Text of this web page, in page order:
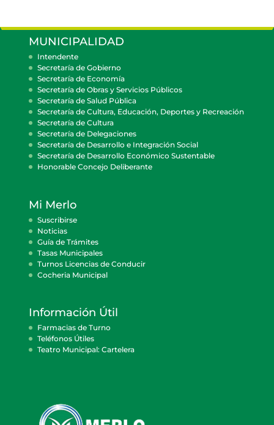
MUNICIPALIDAD
Intendente
Secretaría de Gobierno
Secretaría de Economía
Secretaría de Obras y Servicios Públicos
Secretaría de Salud Pública
Secretaría de Cultura, Educación, Deportes y Recreación
Secretaría de Cultura
Secretaría de Delegaciones
Secretaría de Desarrollo e Integración Social
Secretaría de Desarrollo Económico Sustentable
Honorable Concejo Deliberante
Mi Merlo
Suscribirse
Noticias
Guía de Trámites
Tasas Municipales
Turnos Licencias de Conducir
Cocheria Municipal
Información Útil
Farmacias de Turno
Teléfonos Útiles
Teatro Municipal: Cartelera